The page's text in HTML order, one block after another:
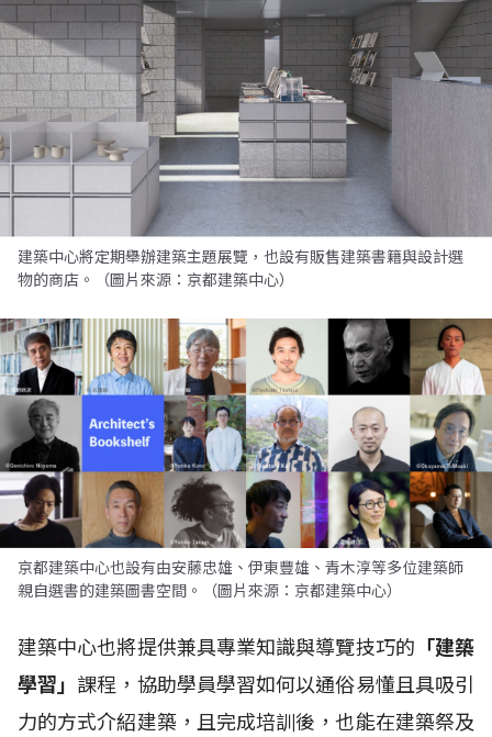
建築中心將定期舉辦建築主題展覽，也設有販售建築書籍與設計選
物的商店。（圖片來源：京都建築中心）
京都建築中心也設有由安藤忠雄、伊東豐雄、青木淳等多位建築師
親自選書的建築圖書空間。（圖片來源：京都建築中心）
建築中心也將提供兼具專業知識與導覽技巧的 「建築
學習」 課程，協助學員學習如何以通俗易懂且具吸引
力的方式介紹建築，且完成培訓後，也能在建築祭及